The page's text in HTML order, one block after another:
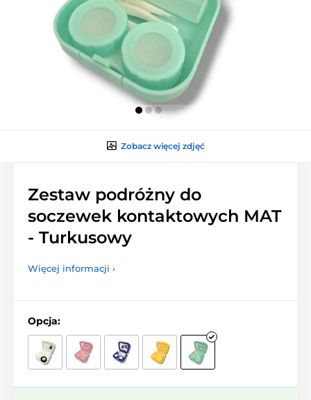
Zobacz więcej zdjęć
Zestaw podróżny do
soczewek kontaktowych MAT
- Turkusowy
Więcej informacji ›
Opcja: